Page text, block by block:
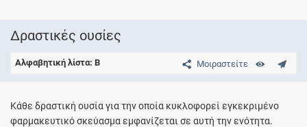
Δραστικές ουσίες
Μοιραστείτε
Αλφαβητική λίστα: B
Κάθε δραστική ουσία για την οποία κυκλοφορεί εγκεκριμένο
φαρμακευτικό σκεύασμα εμφανίζεται σε αυτή την ενότητα.